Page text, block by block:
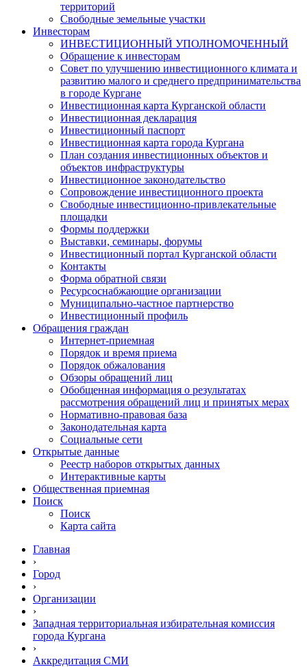
территорий
Свободные земельные участки
Инвесторам
ИНВЕСТИЦИОННЫЙ УПОЛНОМОЧЕННЫЙ
Обращение к инвесторам
Совет по улучшению инвестиционного климата и
развитию малого и среднего предпринимательства
в городе Кургане
Инвестиционная карта Курганской области
Инвестиционная декларация
Инвестиционный паспорт
Инвестиционная карта города Кургана
План создания инвестиционных объектов и
объектов инфраструктуры
Инвестиционное законодательство
Сопровождение инвестиционного проекта
Свободные инвестиционно-привлекательные
площадки
Формы поддержки
Выставки, семинары, форумы
Инвестиционный портал Курганской области
Контакты
Форма обратной связи
Ресурсоснабжающие организации
Муниципально-частное партнерство
Инвестиционный профиль
Обращения граждан
Интернет-приемная
Порядок и время приема
Порядок обжалования
Обзоры обращений лиц
Обобщенная информация о результатах
рассмотрения обращений лиц и принятых мерах
Нормативно-правовая база
Законодательная карта
Социальные сети
Открытые данные
Реестр наборов открытых данных
Интерактивные карты
Общественная приемная
Поиск
Поиск
Карта сайта
Главная
›
Город
›
Организации
›
Западная территориальная избирательная комиссия
города Кургана
›
Аккредитация СМИ